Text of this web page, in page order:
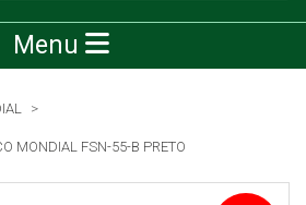
Menu
MONDIAL FSN-55-B PRETO